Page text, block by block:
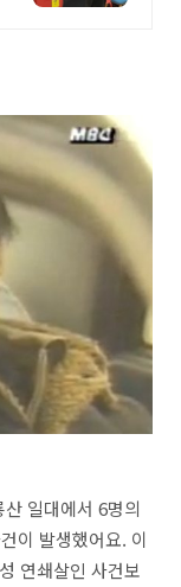
일대에서 6명의
이 발생했어요. 이
연쇄살인 사건보